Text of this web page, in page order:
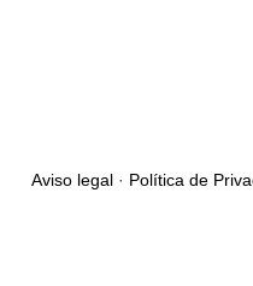
Aviso legal· Política de